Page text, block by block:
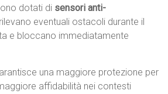
dotati di sensori anti-
eventuali ostacoli durante il
e bloccano immediatamente
una maggiore protezione per
affidabilità nei contesti